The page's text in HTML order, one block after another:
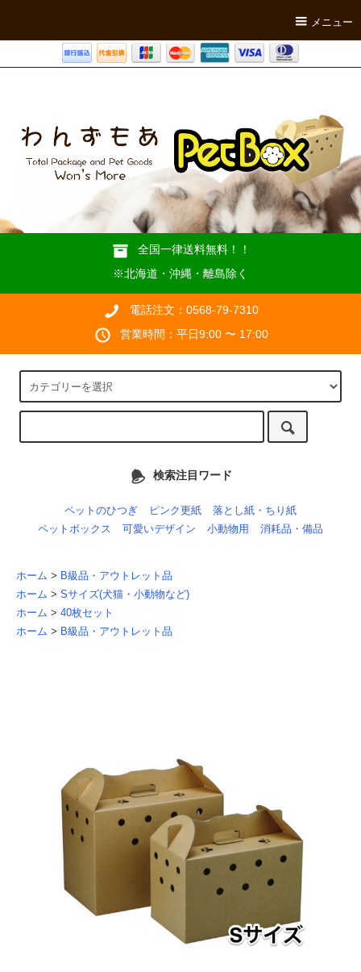
メニュー
全国一律送料無料！！
※北海道・沖縄・離島除く
電話注文：0568-79-7310
営業時間：平日9:00 〜 17:00
検索注目ワード
ペットのひつぎ ピンク更紙
落とし紙・ちり紙
ペットボックス
可愛いデザイン 小動物用 消耗品・備品
ホーム > B級品・アウトレット品
ホーム > Sサイズ(犬猫・小動物など)
ホーム > 40枚セット
ホーム > B級品・アウトレット品